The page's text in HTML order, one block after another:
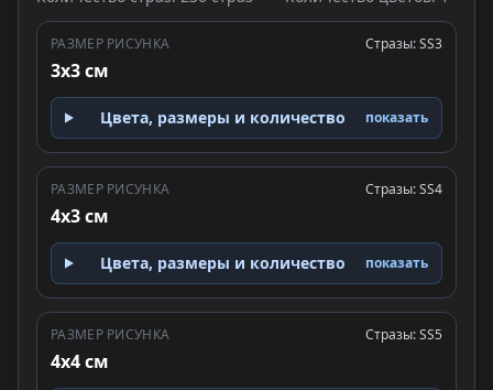
РАЗМЕР РИСУНКА
3x3 см
Стразы: SS3
Цвета, размеры и количество показать
РАЗМЕР РИСУНКА
4x3 см
Стразы: SS4
Цвета, размеры и количество показать
РАЗМЕР РИСУНКА
4x4 см
Стразы: SS5